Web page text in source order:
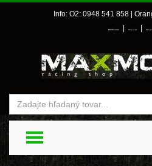
Info: O2: 0948 541 858 |
Prihlásenie Môj účet Môj
TOGGLE